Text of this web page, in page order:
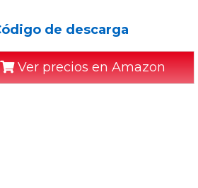
de descarga
Ver precios en Amazon